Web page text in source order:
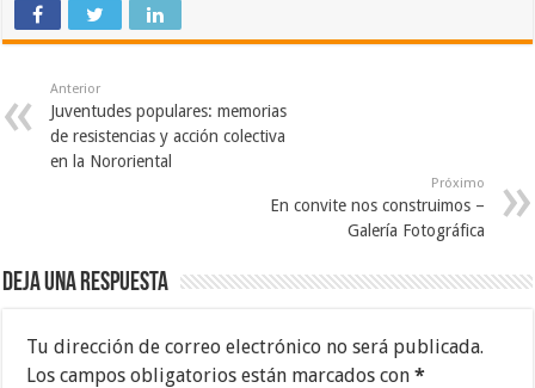
Anterior
Juventudes populares: memorias
de resistencias y acción colectiva
en la Nororiental
Próximo
En convite nos construimos –
Galería Fotográfica
Deja una respuesta
Tu dirección de correo electrónico no será publicada.
Los campos obligatorios están marcados con*